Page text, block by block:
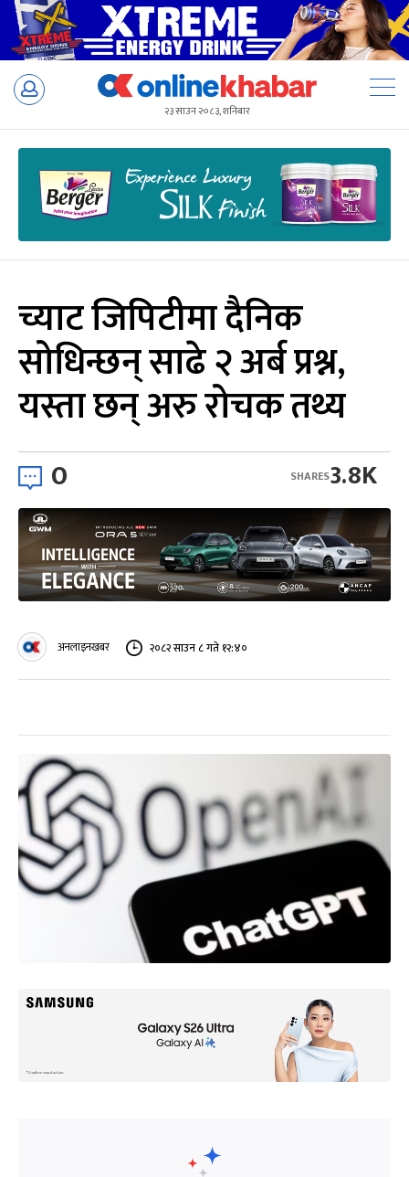
Skip
२३ साउन २०८३, शनिबार
च्याट जिपिटीमा दैनिक
सोधिन्छन् साढे २ अर्ब प्रश्न,
यस्ता छन् अरु रोचक तथ्य
0 3.8K
SHARES
अनलाइनखबर २०८२ साउन ८ गते १२:४०